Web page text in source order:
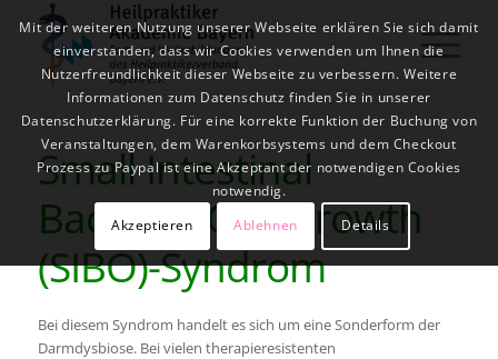
Small Intestinal
Bacterial Overgrowth
(SIBO)-Syndrom
Bei diesem Syndrom handelt es sich um eine Sonderform der
Darmdysbiose. Bei vielen therapieresistenten
Mit der weiteren Nutzung unserer Webseite erklären Sie sich damit
einverstanden, dass wir Cookies verwenden um Ihnen die
Nutzerfreundlichkeit dieser Webseite zu verbessern. Weitere
Informationen zum Datenschutz finden Sie in unserer
Datenschutzerklärung. Für eine korrekte Funktion der Buchung von
Veranstaltungen, dem Warenkorbsystems und dem Checkout
Prozess zu Paypal ist eine Akzeptant der notwendigen Cookies
notwendig.
Akzeptieren
Ablehnen Details